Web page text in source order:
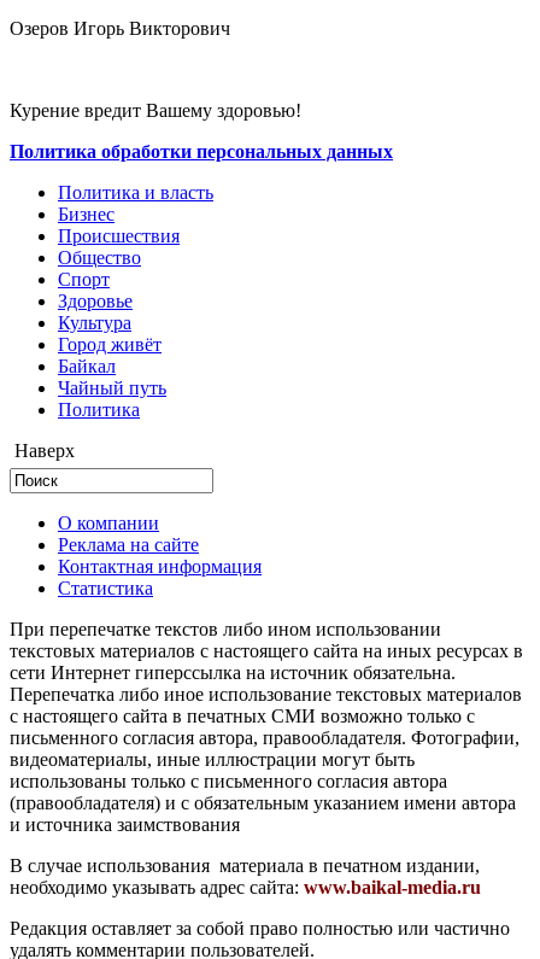
Озеров Игорь Викторович
Курение вредит Вашему здоровью!
Политика обработки персональных данных
Политика и власть
Бизнес
Происшествия
Общество
Cпорт
Здоровье
Культура
Город живёт
Байкал
Чайный путь
Политика
Наверх
О компании
Реклама на сайте
Контактная информация
Статистика
При перепечатке текстов либо ином использовании
текстовых материалов с настоящего сайта на иных ресурсах в
сети Интернет гиперссылка на источник обязательна.
Перепечатка либо иное использование текстовых материалов
с настоящего сайта в печатных СМИ возможно только с
письменного согласия автора, правообладателя. Фотографии,
видеоматериалы, иные иллюстрации могут быть
использованы только с письменного согласия автора
(правообладателя) и с обязательным указанием имени автора
и источника заимствования
В случае использования материала в печатном издании,
необходимо указывать адрес сайта: www.baikal-media.ru
Редакция оставляет за собой право полностью или частично
удалять комментарии пользователей.